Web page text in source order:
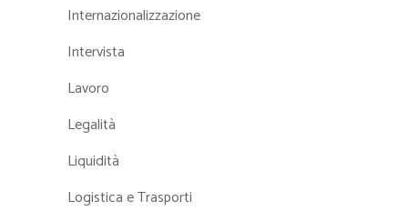
Internazionalizzazione
Intervista
Lavoro
Legalità
Liquidità
Logistica e Trasporti